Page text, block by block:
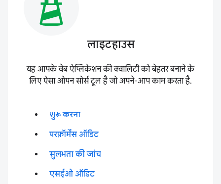
लाइटहाउस
यह आपके वेब ऐप्लिकेशन की क्वालिटी को बेहतर बनाने के
लिए ऐसा ओपन सोर्स टूल है जो अपने-आप काम करता है.
शुरू करना
परफ़ॉर्मेंस ऑडिट
सुलभता की जांच
एसईओ ऑडिट